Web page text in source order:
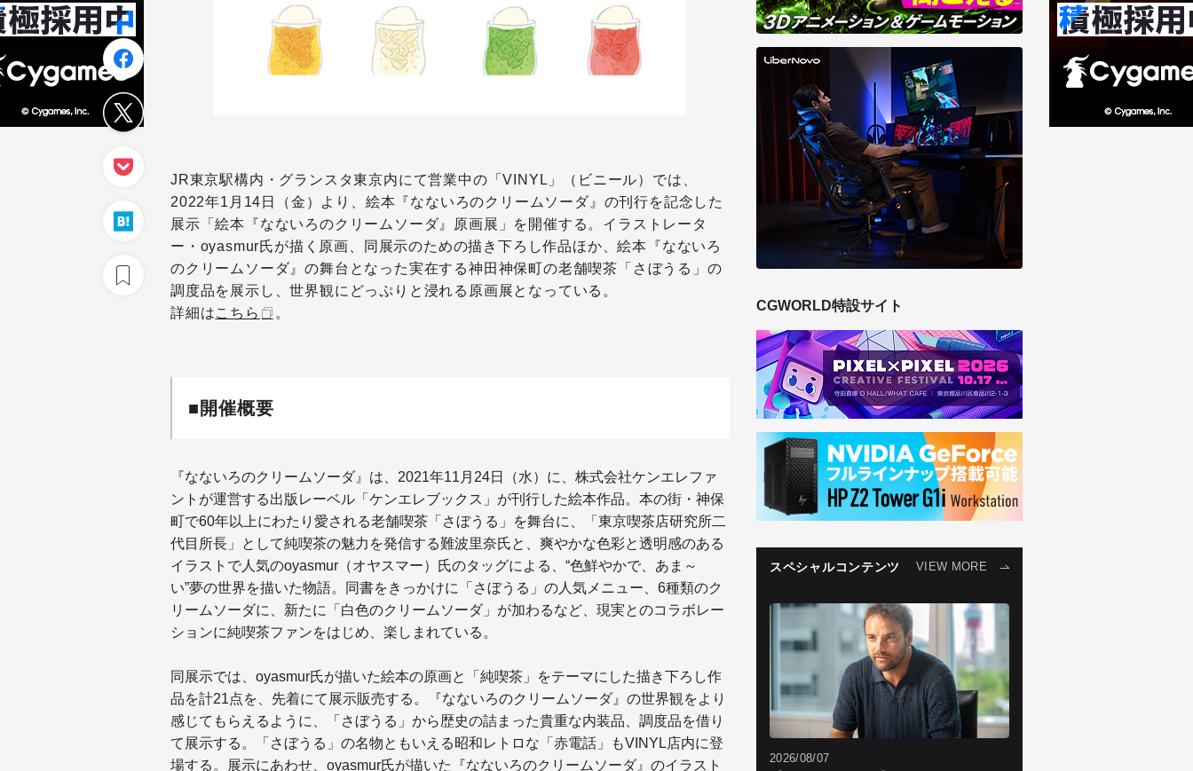
JR東京駅構内・グランスタ東京内にて営業中の「VINYL」（ビニール）では、
2022年1月14日（金）より、絵本『なないろのクリームソーダ』の刊行を記念した
展示「絵本『なないろのクリームソーダ』原画展」を開催する。イラストレータ
ー・oyasmur氏が描く原画、同展示のための描き下ろし作品ほか、絵本『なないろ
のクリームソーダ』の舞台となった実在する神田神保町の老舗喫茶「さぼうる」の
調度品を展示し、世界観にどっぷりと浸れる原画展となっている。
詳細はこちら 。
■開催概要
『なないろのクリームソーダ』は、2021年11月24日（水）に、株式会社ケンエレファ
ントが運営する出版レーベル「ケンエレブックス」が刊行した絵本作品。本の街・神保
町で60年以上にわたり愛される老舗喫茶「さぼうる」を舞台に、「東京喫茶店研究所二
代目所長」として純喫茶の魅力を発信する難波里奈氏と、爽やかな色彩と透明感のある
イラストで人気のoyasmur（オヤスマー）氏のタッグによる、“色鮮やかで、あま～
い”夢の世界を描いた物語。同書をきっかけに「さぼうる」の人気メニュー、6種類のク
リームソーダに、新たに「白色のクリームソーダ」が加わるなど、現実とのコラボレー
ションに純喫茶ファンをはじめ、楽しまれている。
同展示では、oyasmur氏が描いた絵本の原画と「純喫茶」をテーマにした描き下ろし作
品を計21点を、先着にて展示販売する。『なないろのクリームソーダ』の世界観をより
感じてもらえるように、「さぼうる」から歴史の詰まった貴重な内装品、調度品を借り
て展示する。「さぼうる」の名物ともいえる昭和レトロな「赤電話」もVINYL店内に登
場する。展示にあわせ、oyasmur氏が描いた『なないろのクリームソーダ』のイラスト
CGWORLD特設サイト
スペシャルコンテンツ VIEW MORE
2026/08/07